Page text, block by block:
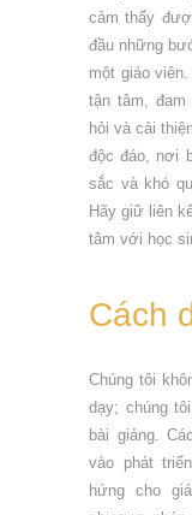
cảm thấy
đầu những
một giáo
tận tâm, đam
hỏi và cải
độc đáo, nơi
sắc và khó
Hãy giữ liên
tâm với học
Cách
Chúng tôi
dạy; chúng
bài giảng.
vào phát
hứng cho